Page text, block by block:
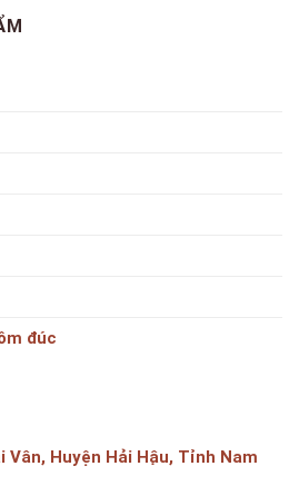
đúc
Vân, Huyện Hải Hậu, Tỉnh Nam